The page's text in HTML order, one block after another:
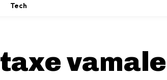
Tech
taxe vamale